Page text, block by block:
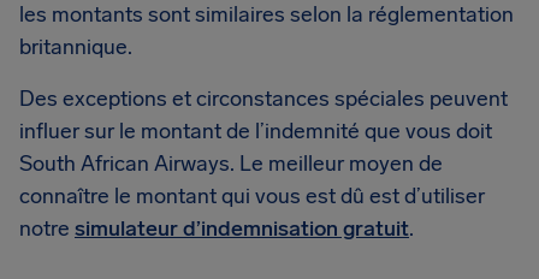
les montants sont similaires selon la réglementation
britannique.
Des exceptions et circonstances spéciales peuvent
influer sur le montant de l’indemnité que vous doit
South African Airways. Le meilleur moyen de
connaître le montant qui vous est dû est d’utiliser
notre simulateur d’indemnisation gratuit.